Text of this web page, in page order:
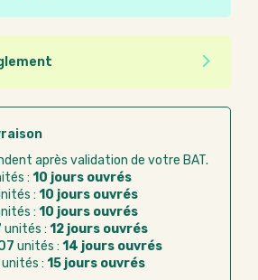
conçu, il a été fabriqué à partir de
ou recyclables. Ces produits
obtenir une seconde vie
de fabrication du produit
critères d'éco-conception.
de règlement, vous pouvez
en ligne sur Good Act.
:paiement sécurisé par carte
:règlement sur facture
par mandat
la commande
après validation de votre BAT.
: 10 jours ouvrés
: 10 jours ouvrés
: 10 jours ouvrés
unités : 12 jours ouvrés
unités : 14 jours ouvrés
unités : 15 jours ouvrés